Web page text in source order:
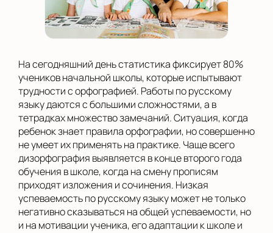
На сегодняшний день статистика фиксирует 80%
учеников начальной школы, которые испытывают
трудности с орфографией. Работы по русскому
языку даются с большими сложностями, а в
тетрадках множество замечаний. Ситуация, когда
ребенок знает правила орфографии, но совершенно
не умеет их применять на практике. Чаще всего
дизорфография выявляется в конце второго года
обучения в школе, когда на смену прописям
приходят изложения и сочинения. Низкая
успеваемость по русскому языку может не только
негативно сказываться на общей успеваемости, но
и на мотивации ученика, его адаптации к школе и